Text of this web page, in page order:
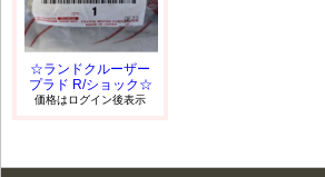
☆ランドクルーザー
プラド R/ショック☆
価格はログイン後表示